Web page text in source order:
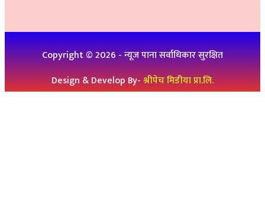
Copyright ©2026- न्यूज पाना सर्वाधिकार सुरक्षित
Design & Develop By-श्रीपेच मिडीया प्रा.लि.